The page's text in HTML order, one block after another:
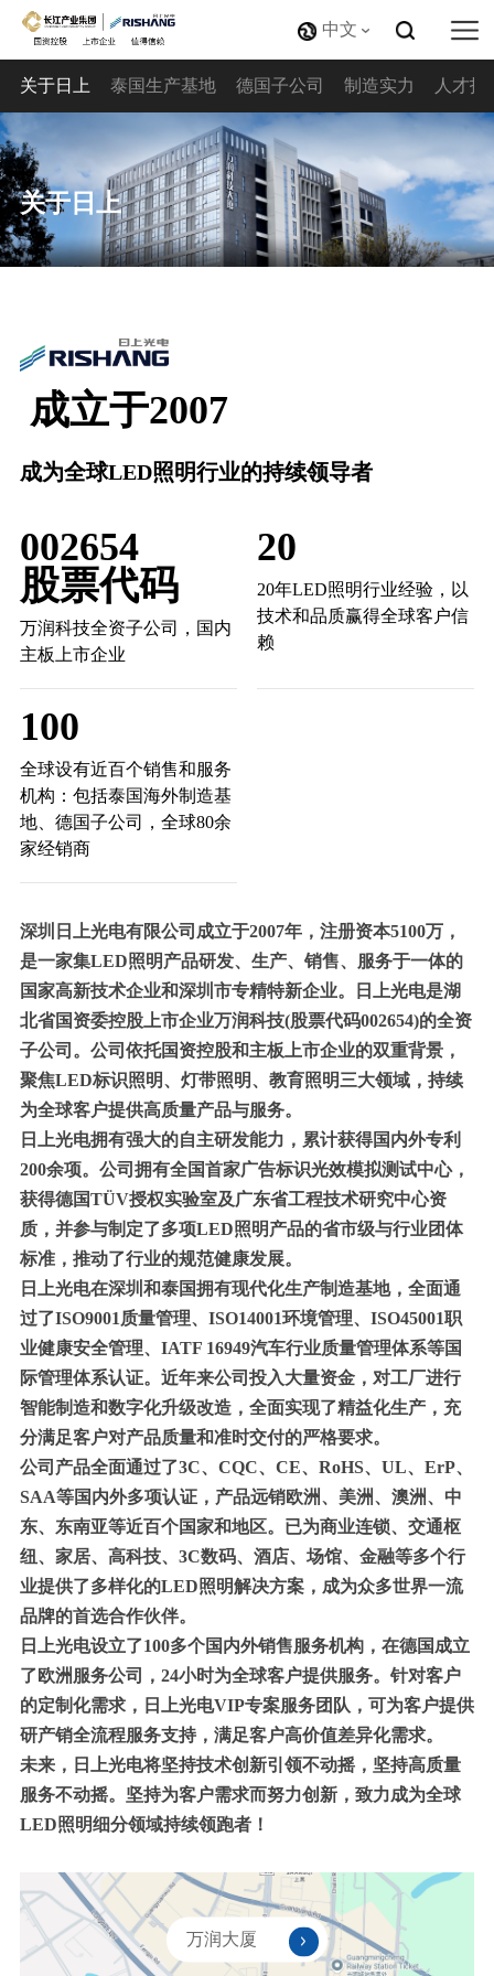
中文
关于日上 泰国生产基地 德国子公司 制造实力 人才招
关于日上
成立于2007
成为全球LED照明行业的持续领导者
002654
股票代码
万润科技全资子公司，国内
主板上市企业
20
20年LED照明行业经验，以
技术和品质赢得全球客户信
赖
100
全球设有近百个销售和服务
机构：包括泰国海外制造基
地、德国子公司，全球80余
家经销商
深圳日上光电有限公司成立于2007年，注册资本5100万，
是一家集LED照明产品研发、生产、销售、服务于一体的
国家高新技术企业和深圳市专精特新企业。日上光电是湖
北省国资委控股上市企业万润科技(股票代码002654)的全资
子公司。公司依托国资控股和主板上市企业的双重背景，
聚焦LED标识照明、灯带照明、教育照明三大领域，持续
为全球客户提供高质量产品与服务。
日上光电拥有强大的自主研发能力，累计获得国内外专利
200余项。公司拥有全国首家广告标识光效模拟测试中心，
获得德国TÜV授权实验室及广东省工程技术研究中心资
质，并参与制定了多项LED照明产品的省市级与行业团体
标准，推动了行业的规范健康发展。
日上光电在深圳和泰国拥有现代化生产制造基地，全面通
过了ISO9001质量管理、ISO14001环境管理、ISO45001职
业健康安全管理、IATF 16949汽车行业质量管理体系等国
际管理体系认证。近年来公司投入大量资金，对工厂进行
智能制造和数字化升级改造，全面实现了精益化生产，充
分满足客户对产品质量和准时交付的严格要求。
公司产品全面通过了3C、CQC、CE、RoHS、UL、ErP、
SAA等国内外多项认证，产品远销欧洲、美洲、澳洲、中
东、东南亚等近百个国家和地区。已为商业连锁、交通枢
纽、家居、高科技、3C数码、酒店、场馆、金融等多个行
业提供了多样化的LED照明解决方案，成为众多世界一流
品牌的首选合作伙伴。
日上光电设立了100多个国内外销售服务机构，在德国成立
了欧洲服务公司，24小时为全球客户提供服务。针对客户
的定制化需求，日上光电VIP专案服务团队，可为客户提供
研产销全流程服务支持，满足客户高价值差异化需求。
未来，日上光电将坚持技术创新引领不动摇，坚持高质量
服务不动摇。坚持为客户需求而努力创新，致力成为全球
LED照明细分领域持续领跑者！
万润大厦